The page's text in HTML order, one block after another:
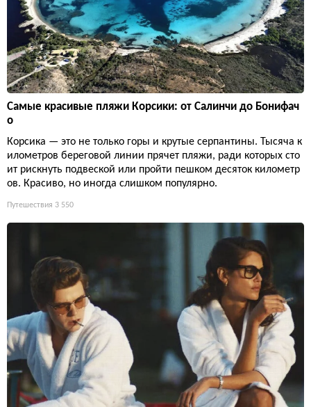
Самые красивые пляжи Корсики: от Салинчи до Бонифач
о
Корсика — это не только горы и крутые серпантины. Тысяча к
илометров береговой линии прячет пляжи, ради которых сто
ит рискнуть подвеской или пройти пешком десяток километр
ов. Красиво, но иногда слишком популярно.
Путешествия 3 550